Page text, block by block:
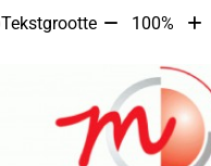
Tekstgrootte Tekst
10%
100%
met